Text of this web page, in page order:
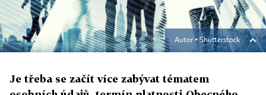
Autor ▪Shutterstock
Je třeba se začít více zabývat tématem